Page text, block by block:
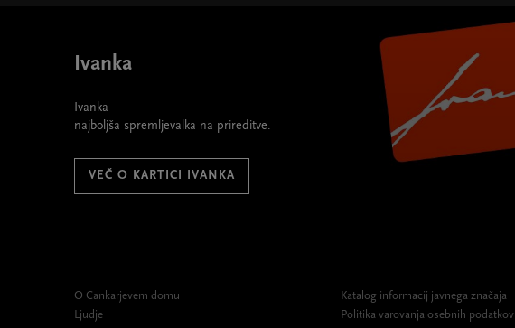
Ivanka
Ivanka
najboljša spremljevalka na prireditve.
VEČ O KARTICI IVANKA
O Cankarjevem domu
Ljudje
Katalog informacij javnega značaja
Politika varovanja osebnih podatkov